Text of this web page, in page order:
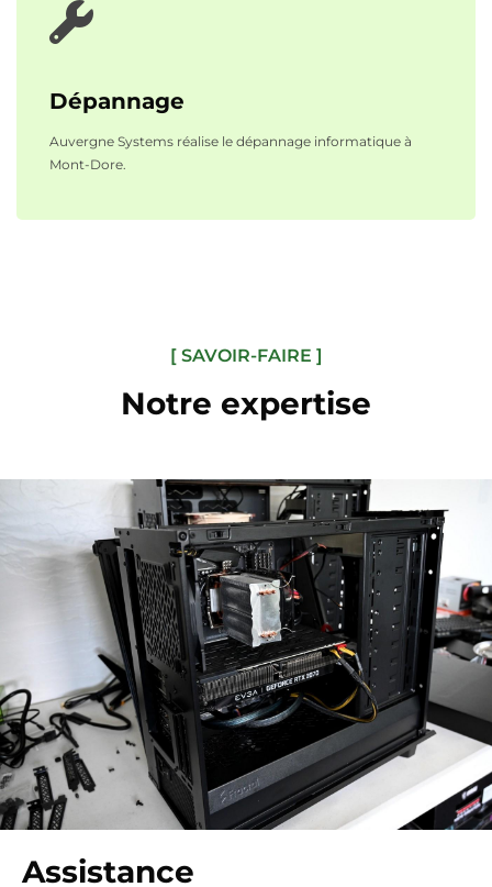
Dépannage
Auvergne Systems réalise le dépannage informatique à
Mont-Dore.
[ SAVOIR-FAIRE ]
Notre expertise
Assistance